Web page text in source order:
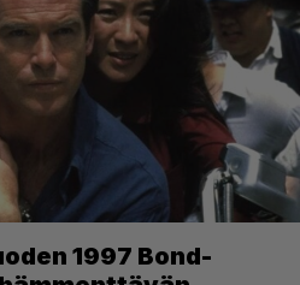
1997 Bond-